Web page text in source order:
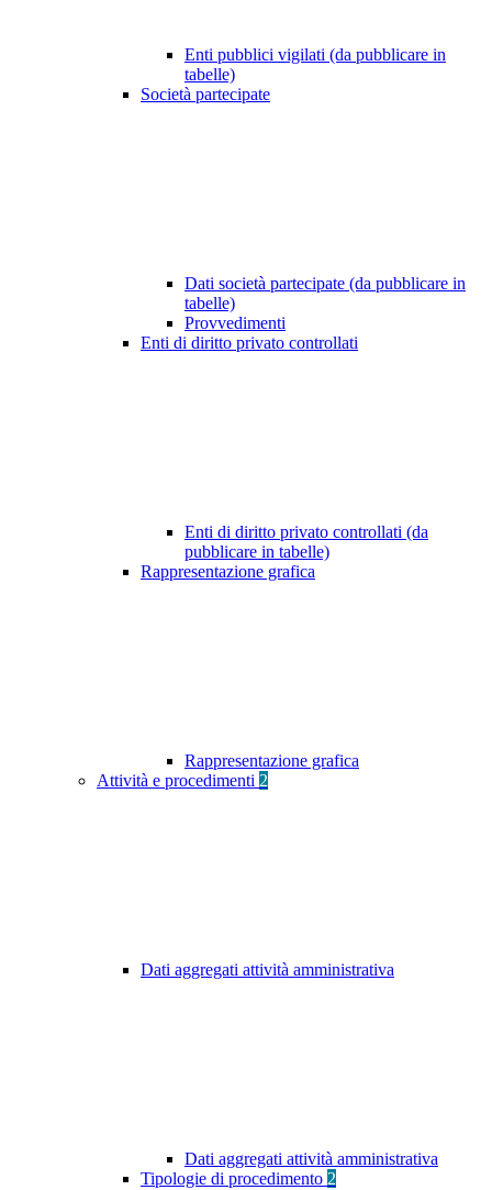
Enti pubblici vigilati (da pubblicare in
tabelle)
Società partecipate
Dati società partecipate (da pubblicare in
tabelle)
Provvedimenti
Enti di diritto privato controllati
Enti di diritto privato controllati (da
pubblicare in tabelle)
Rappresentazione grafica
Rappresentazione grafica
Attività e procedimenti 2
Dati aggregati attività amministrativa
Dati aggregati attività amministrativa
Tipologie di procedimento 2